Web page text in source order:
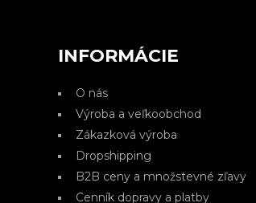
INFORMÁCIE
O nás
Výroba a veľkoobchod
Zákazková výroba
Dropshipping
B2B ceny a množstevné zľavy
Cenník dopravy a platby